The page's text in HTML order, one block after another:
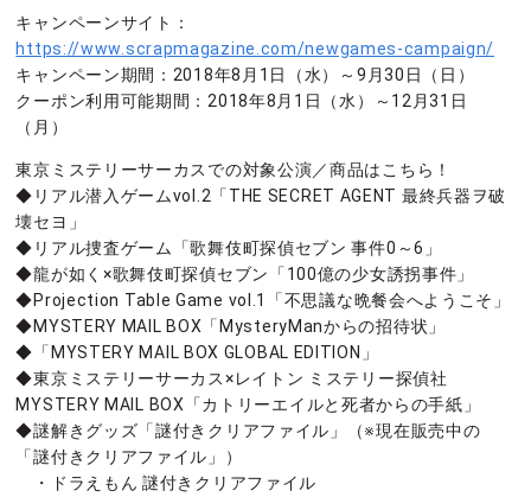
キャンペーンサイト：
https://www.scrapmagazine.com/newgames-campaign/
キャンペーン期間：2018年8月1日（水）～9月30日（日）
クーポン利用可能期間：2018年8月1日（水）～12月31日
（月）
東京ミステリーサーカスでの対象公演／商品はこちら！
◆リアル潜入ゲームvol.2「THE SECRET AGENT 最終兵器ヲ破
壊セヨ」
◆リアル捜査ゲーム「歌舞伎町探偵セブン 事件0～6」
◆龍が如く×歌舞伎町探偵セブン「100億の少女誘拐事件」
◆Projection Table Game vol.1「不思議な晩餐会へようこそ」
◆MYSTERY MAIL BOX「MysteryManからの招待状」
◆「MYSTERY MAIL BOX GLOBAL EDITION」
◆東京ミステリーサーカス×レイトン ミステリー探偵社
MYSTERY MAIL BOX「カトリーエイルと死者からの手紙」
◆謎解きグッズ「謎付きクリアファイル」（※現在販売中の
「謎付きクリアファイル」）
・ドラえもん 謎付きクリアファイル